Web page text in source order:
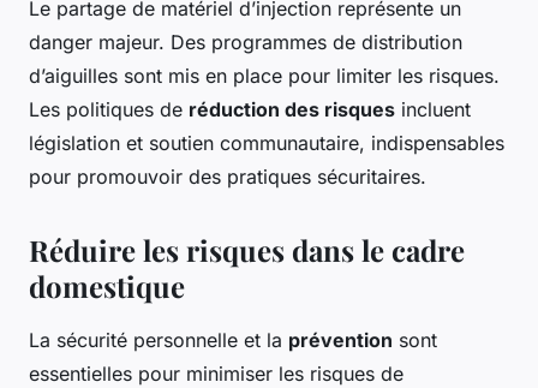
Le partage de matériel d’injection représente un
danger majeur. Des programmes de distribution
d’aiguilles sont mis en place pour limiter les risques.
Les politiques de réduction des risques incluent
législation et soutien communautaire, indispensables
pour promouvoir des pratiques sécuritaires.
Réduire les risques dans le cadre
domestique
La sécurité personnelle et la prévention sont
essentielles pour minimiser les risques de